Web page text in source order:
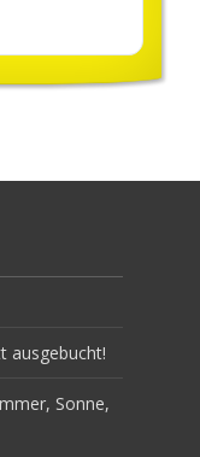
ausgebucht!
Sonne,